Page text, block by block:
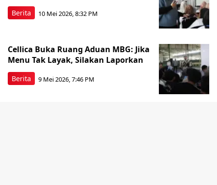
Berita 10 Mei 2026, 8:32 PM
Berita
Cellica Buka Ruang Aduan MBG: Jika
Menu Tak Layak, Silakan Laporkan
9 Mei 2026, 7:46 PM